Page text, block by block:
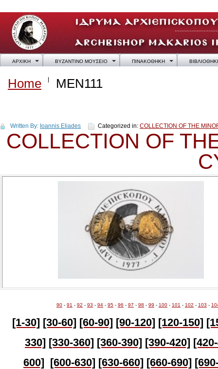
ΑΡΧΙΚΗ ΒΥΖΑΝΤΙΝΟ ΜΟΥΣΕΙΟ ΠΙΝΑΚΟΘΗΚΗ
Home MEN111
Written By: Ioannis Eliades Categorized in: COLLECTION OF THE
COLLECTION OF
90 - 91 - 92 - 93 - 94 - 95 - 96 - 97 - 98 - 99 - 100 - 101 - 102 - 103 -
[1-30] [30-60] [60-90] [90-120] [120-150]
330] [330-360] [360-390] [390-420]
600] [600-630] [630-660] [660-690]